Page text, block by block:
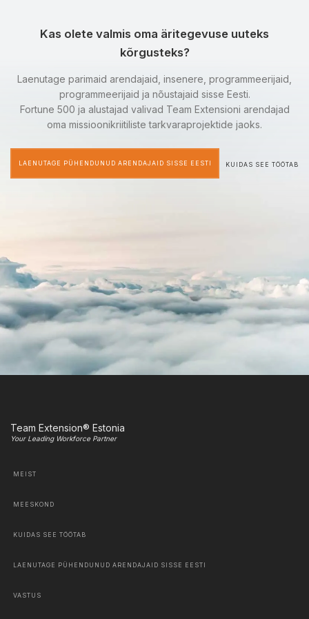
Kas olete valmis oma äritegevuse uuteks
kõrgusteks?
Laenutage parimaid arendajaid, insenere, programmeerijaid,
programmeerijaid ja nõustajaid sisse Eesti.
Fortune 500 ja alustajad valivad Team Extensioni arendajad
oma missioonikriitiliste tarkvaraprojektide jaoks.
LAENUTAGE PÜHENDUNUD ARENDAJAID SISSE EESTI KUIDAS SEE TÖÖTAB
Team Extension® Estonia
Your Leading Workforce Partner
MEIST
MEESKOND
KUIDAS SEE TÖÖTAB
LAENUTAGE PÜHENDUNUD ARENDAJAID SISSE EESTI
VASTUS